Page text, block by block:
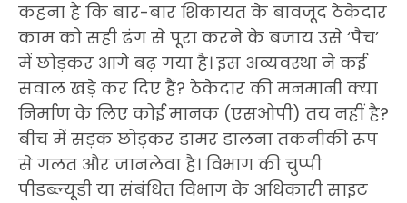
कहना है कि बार-बार शिकायत के बावजूद ठेकेदार
काम को सही ढंग से पूरा करने के बजाय उसे ‘पैच’
में छोड़कर आगे बढ़ गया है। ​इस अव्यवस्था ने कई
सवाल खड़े कर दिए हैं? ठेकेदार की मनमानी क्या
निर्माण के लिए कोई मानक (एसओपी) तय नहीं है?
बीच में सड़क छोड़कर डामर डालना तकनीकी रूप
से गलत और जानलेवा है। विभाग की चुप्पी
पीडब्ल्यूडी या संबंधित विभाग के अधिकारी साइट